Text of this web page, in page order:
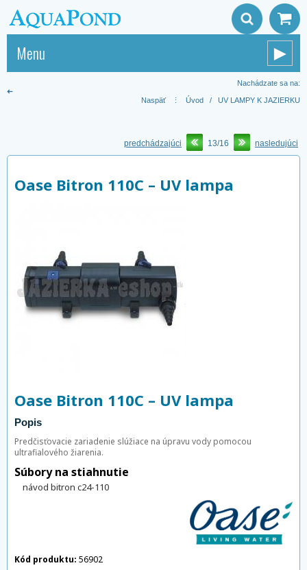
Menu ►
Nachádzate sa na:
➜
Naspäť
⋮ Úvod / UV LAMPY K JAZIERKU
predchádzajúci 13/16 nasledujúci
Oase Bitron 110C – UV lampa
Oase Bitron 110C – UV lampa
Popis
Predčisťovacie zariadenie slúžiace na úpravu vody pomocou
ultrafialového žiarenia.
Súbory na stiahnutie
návod bitron c24-110
Kód produktu: 56902